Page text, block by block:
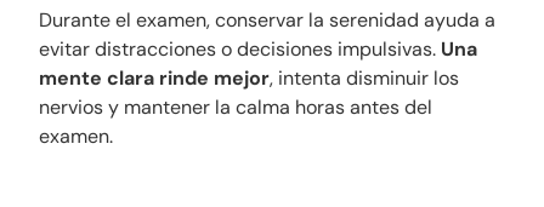
Durante el examen, conservar la serenidad ayuda a
evitar distracciones o decisiones impulsivas. Una
mente clara rinde mejor, intenta disminuir los
nervios y mantener la calma horas antes del
examen.